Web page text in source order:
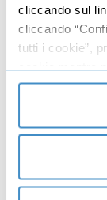
cliccando sul
cliccando
tutti i cookie”,
cookie mentre
solo cookie
tecnici
Business
Mindset
Risorse
Branding
Business